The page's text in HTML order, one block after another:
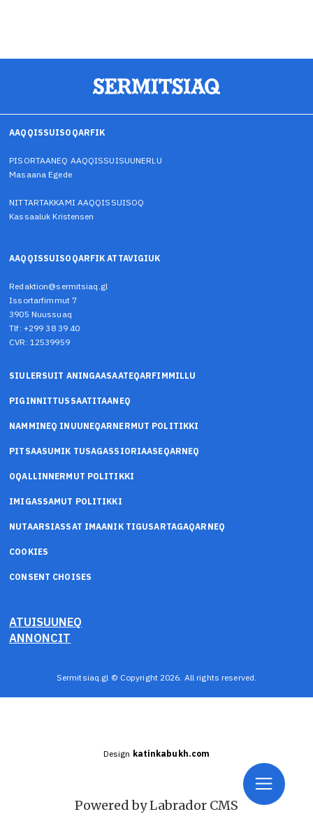
AAQQISSUISOQARFIK
PISORTAANEQ AAQQISSUISUUNERLU
Masaana Egede
NITTARTAKKAMI AAQQISSUISOQ
Kassaaluk Kristensen
AAQQISSUISOQARFIK ATTAVIGIUK
Redaktion@sermitsiaq.gl
Issortarfimmut 7
3905 Nuussuaq
Tlf: +299 38 39 40
CVR: 12539959
SIULERSUIT ANINGAASAATEQARFIMMILLU
PIGINNITTUSSAATITAANEQ
NAMMINEQ INUUNEQARNERMUT POLITIKKI
PITSAASUMIK TUSAGASSIORIAASEQARNEQ
OQALLINNERMUT POLITIKKI
IMIGASSAMUT POLITIKKI
NUTAARSIASSAT IMAANIK TIGUSARTAGAQARNEQ
COOKIES
CONSENT CHOISES
ATUISUUNEQ
ANNONCIT
Sermitsiaq.gl © Copyright 2026. All rights reserved.
Design katinkabukh.com
Powered by Labrador CMS